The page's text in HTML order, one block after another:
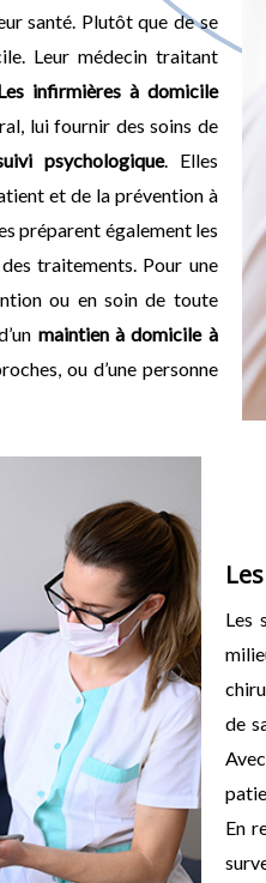
santé. Plutôt que de se
Leur médecin traitant
infirmières à domicile
lui fournir des soins de
psychologique. Elles
et de la prévention à
préparent également les
traitements. Pour une
ou en soin de toute
maintien à domicile à
ou d’une personne
Les
de
En